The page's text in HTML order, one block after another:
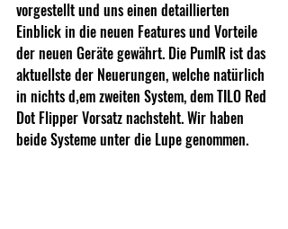
vorgestellt und uns einen detaillierten
Einblick in die neuen Features und Vorteile
der neuen Geräte gewährt. Die PumIR ist das
aktuellste der Neuerungen, welche natürlich
in nichts d‚em zweiten System, dem TILO Red
Dot Flipper Vorsatz nachsteht. Wir haben
beide Systeme unter die Lupe genommen.